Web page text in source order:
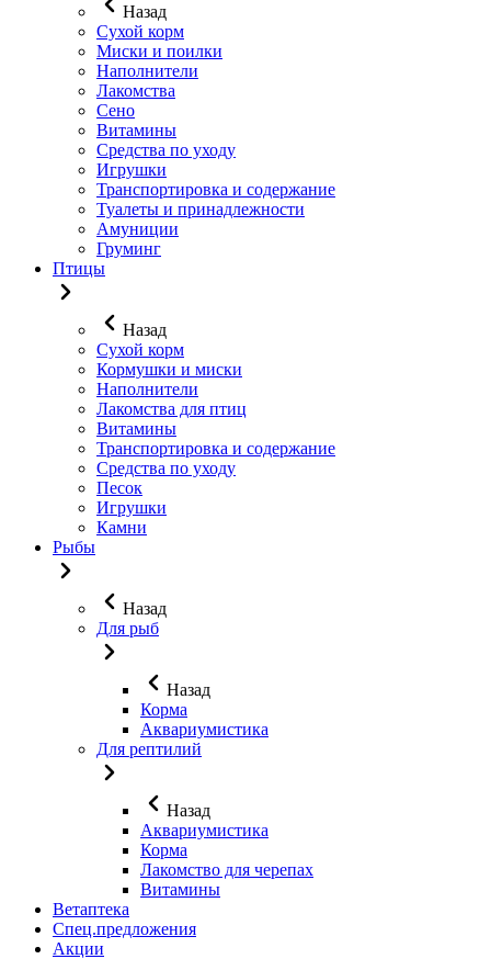
Назад
Сухой корм
Миски и поилки
Наполнители
Лакомства
Сено
Витамины
Средства по уходу
Игрушки
Транспортировка и содержание
Туалеты и принадлежности
Амуниции
Груминг
Птицы
Назад
Сухой корм
Кормушки и миски
Наполнители
Лакомства для птиц
Витамины
Транспортировка и содержание
Средства по уходу
Песок
Игрушки
Камни
Рыбы
Назад
Для рыб
Назад
Корма
Аквариумистика
Для рептилий
Назад
Аквариумистика
Корма
Лакомство для черепах
Витамины
Ветаптека
Спец.предложения
Акции